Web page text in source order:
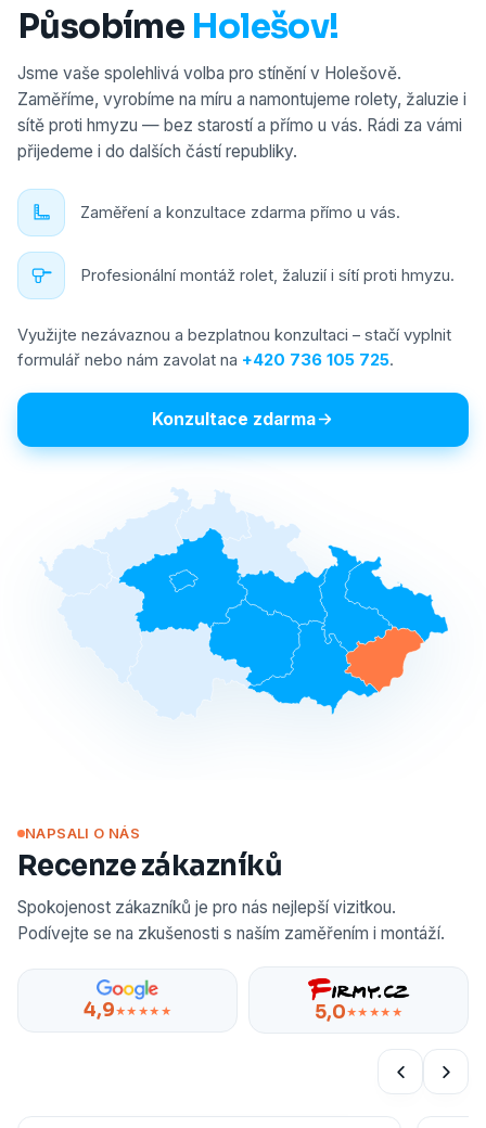
Působíme Holešov!
Jsme vaše spolehlivá volba pro stínění v Holešově.
Zaměříme, vyrobíme na míru a namontujeme rolety, žaluzie i
sítě proti hmyzu — bez starostí a přímo u vás. Rádi za vámi
přijedeme i do dalších částí republiky.
Zaměření a konzultace zdarma přímo u vás.
Profesionální montáž rolet, žaluzií i sítí proti hmyzu.
Využijte nezávaznou a bezplatnou konzultaci – stačí vyplnit
formulář nebo nám zavolat na +420 736 105 725.
Konzultace zdarma
NAPSALI O NÁS
Recenze zákazníků
Spokojenost zákazníků je pro nás nejlepší vizitkou.
Podívejte se na zkušenosti s naším zaměřením i montáží.
4,9★★★★★ 5,0★★★★★